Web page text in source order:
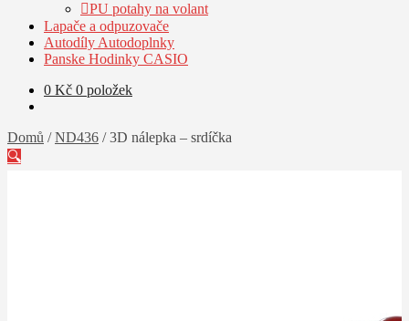
PU potahy na volant
Lapače a odpuzovače
Autodíly Autodoplnky
Panske Hodinky CASIO
0 Kč 0 položek
Domů /ND436 /3D nálepka – srdíčka
🔍